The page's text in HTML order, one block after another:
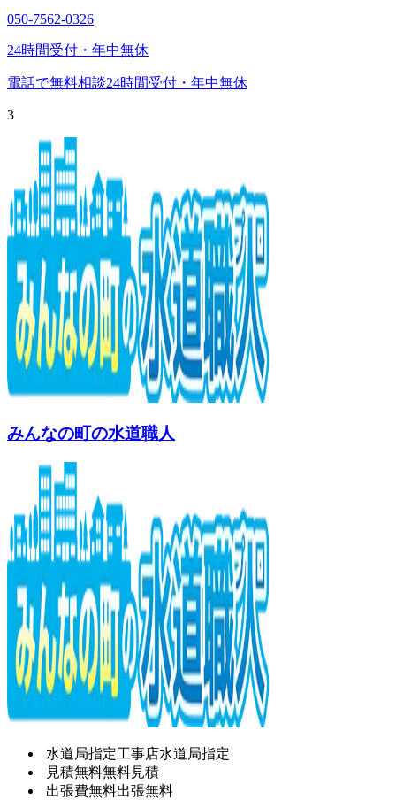
050-7562-0326
24時間受付・年中無休
電話で無料相談24時間受付・年中無休
3
みんなの町の水道職人
水道局指定工事店水道局指定
見積無料無料見積
出張費無料出張無料